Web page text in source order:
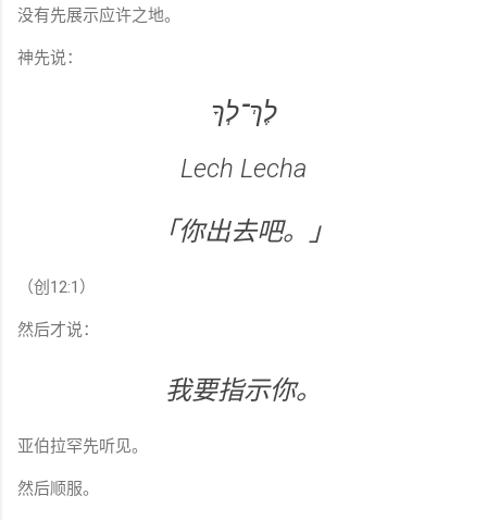
没有先展示应许之地。
神先说：
לֶךְ־לְךָ
Lech Lecha
「你出去吧。」
（创12:1）
然后才说：
我要指示你。
亚伯拉罕先听见。
然后顺服。